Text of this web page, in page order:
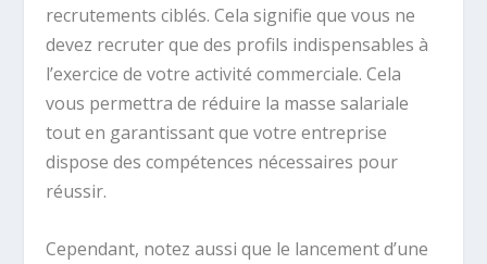
recrutements ciblés. Cela signifie que vous ne
devez recruter que des profils indispensables à
l’exercice de votre activité commerciale. Cela
vous permettra de réduire la masse salariale
tout en garantissant que votre entreprise
dispose des compétences nécessaires pour
réussir.
Cependant, notez aussi que le lancement d’une